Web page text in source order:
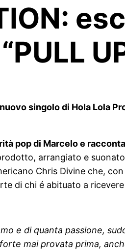
singolo di Hola Lola
pop di Marcelo e
arrangiato e
Chris Divine che,
di chi é abituato a
e di quanta passione,
mai provata prima,